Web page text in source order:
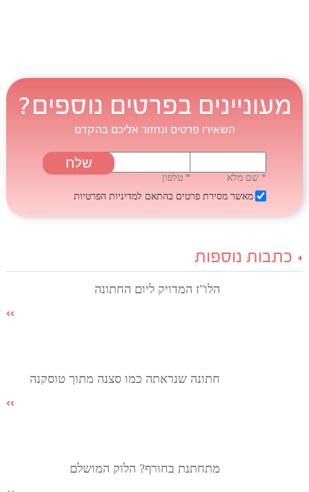
מעוניינים בפרטים נוספים?
השאירו פרטים ונחזור אליכם בהקדם
* שם מלא
* טלפון
מאשר מסירת פרטים בהתאם למדיניות הפרטיות
כתבות נוספות
הלו"ז המדויק ליום החתונה
חתונה שנראתה כמו סצנה מתוך טוסקנה
מתחתנת בחורף? הלוק המושלם